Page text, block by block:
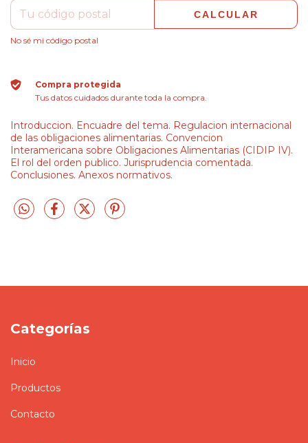
CALCULAR
No sé mi código postal
Compra protegida
Tus datos cuidados durante toda la compra.
Introduccion. Encuadre del tema. Regulacion internacional
de las obligaciones alimentarias. Convencion
Interamericana sobre Obligaciones Alimentarias (CIDIP IV).
El rol del orden publico. Jurisprudencia comentada.
Conclusiones. Anexos normativos.
Categorías
Inicio
Productos
Contacto